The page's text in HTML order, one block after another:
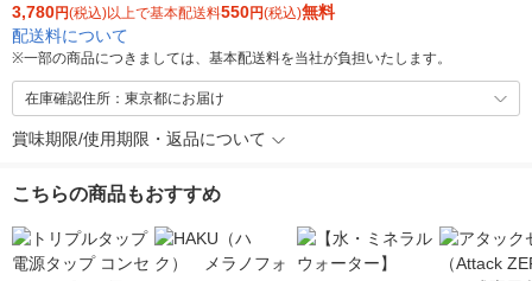
3,780円(税込)以上で基本配送料550円(税込)無料
配送料について
※一部の商品につきましては、基本配送料を当社が負担いたします。
在庫確認住所：東京都にお届け
賞味期限/使用期限・返品について
こちらの商品もおすすめ